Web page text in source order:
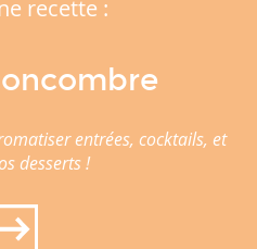
recette :
entrées, cocktails, et
desserts !